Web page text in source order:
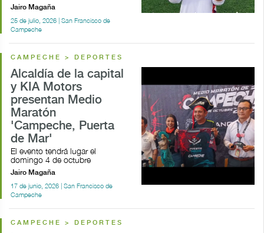
Jairo Magaña
25 de julio, 2026 | San Francisco de
Campeche
CAMPECHE > DEPORTES
Alcaldía de la capital
y KIA Motors
presentan Medio
Maratón
'Campeche, Puerta
de Mar'
El evento tendrá lugar el
domingo 4 de octubre
Jairo Magaña
17 de junio, 2026 | San Francisco de
Campeche
CAMPECHE > DEPORTES